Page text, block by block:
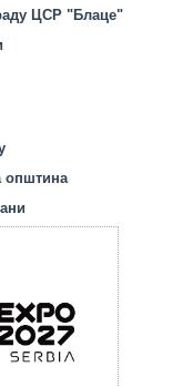
ЦСР "Блаце"
општина